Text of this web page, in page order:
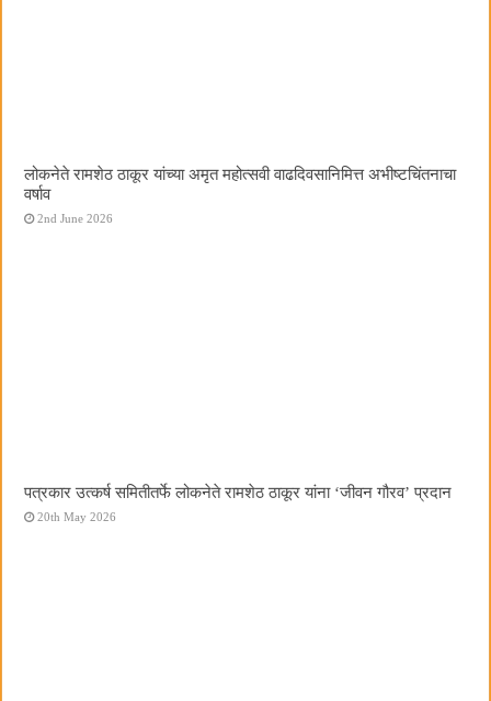
लोकनेते रामशेठ ठाकूर यांच्या अमृत महोत्सवी वाढदिवसानिमित्त अभीष्टचिंतनाचा
वर्षाव
2nd June 2026
पत्रकार उत्कर्ष समितीतर्फे लोकनेते रामशेठ ठाकूर यांना ‌‘जीवन गौरव‌’ प्रदान
20th May 2026